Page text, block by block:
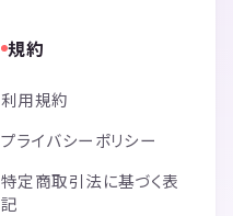
規約
利用規約
プライバシーポリシー
特定商取引法に基づく表
記